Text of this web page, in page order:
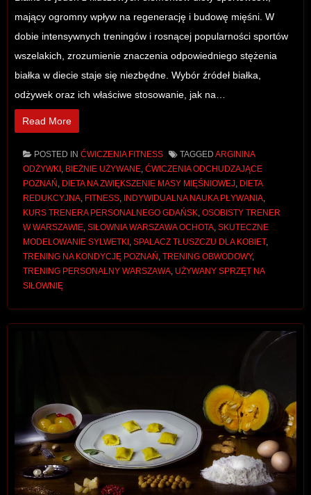
mający ogromny wpływ na regenerację i budowę mięśni. W
dobie intensywnych treningów i rosnącej popularności sportów
wszelakich, zrozumienie znaczenia odpowiedniego stężenia
białka w diecie staje się niezbędne. Wybór źródeł białka,
odżywek oraz ich właściwe stosowanie, jak na…
Read More
POSTED IN ĆWICZENIA FITNESS TAGGED ARGININA
ODŻYWKI , BIEŻNIE UŻYWANE, ĆWICZENIA ODCHUDZAJĄCE
POZNAŃ , DIETA NA ZWIĘKSZENIE MASY MIĘŚNIOWEJ, DIETA
REDUKCYJNA, FITNESS, INDYWIDUALNA NAUKA PŁYWANIA,
KURS TRENERA PERSONALNEGO GDAŃSK, OSOBISTY TRENER
W WARSZAWIE, SIŁOWNIA WARSZAWA OCHOTA, SKUTECZNE
MODELOWANIE SYLWETKI , SPALACZ TŁUSZCZU DLA KOBIET,
TRENING NA KONDYCJĘ POZNAŃ , TRENING OBWODOWY,
TRENING PERSONALNY WARSZAWA, UŻYWANY SPRZĘT NA
SIŁOWNIĘ